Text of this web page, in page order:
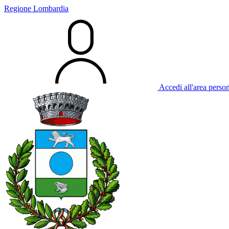
Regione Lombardia
Accedi all'area